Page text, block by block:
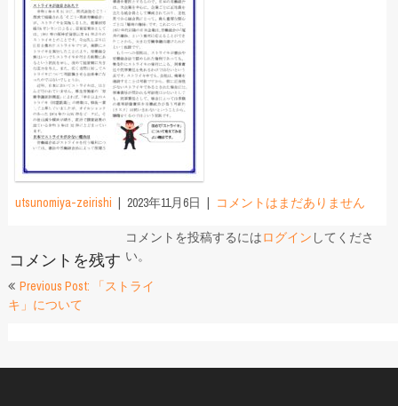
utsunomiya-zeirishi 2023年11月6日 コメントはまだありません
コメントを残す
コメントを投稿するにはログイン してくださ
い。
投
稿
ビ
Previous Post: 「ストライ
キ」について